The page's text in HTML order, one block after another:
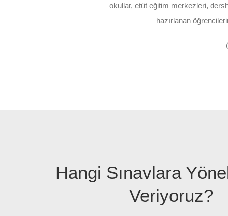
okullar, etüt eğitim merkezleri,
hazırlanan
Hangi Sınavlara
Veriyoruz?